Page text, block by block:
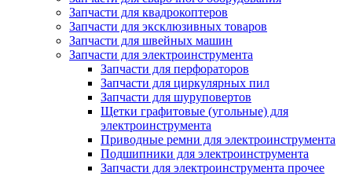
Запчасти для квадрокоптеров
Запчасти для эксклюзивных товаров
Запчасти для швейных машин
Запчасти для электроинструмента
Запчасти для перфораторов
Запчасти для циркулярных пил
Запчасти для шуруповертов
Щетки графитовые (угольные) для
электроинструмента
Приводные ремни для электроинструмента
Подшипники для электроинструмента
Запчасти для электроинструмента прочее